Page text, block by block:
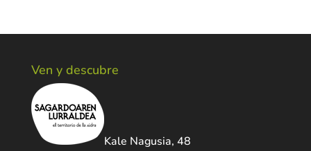
Ven y descubre
Kale Nagusia, 48